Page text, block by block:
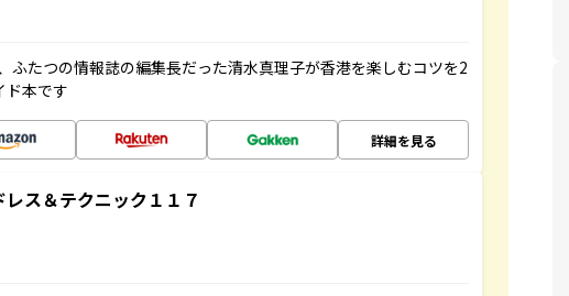
ふたつの情報誌の編集長だった清水真理子が香港を楽しむコツを2
ド本です
詳細を見る
ス＆テクニック１１７